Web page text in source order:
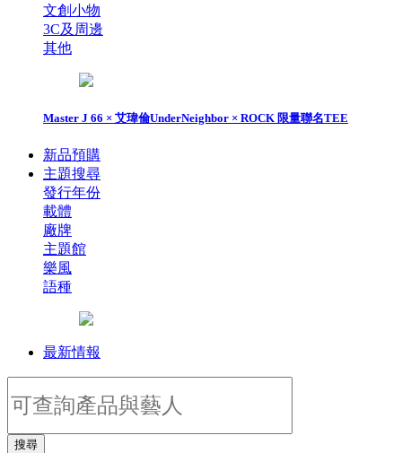
文創小物
3C及周邊
其他
Master J 66 × 艾瑋倫UnderNeighbor × ROCK 限量聯名TEE
新品預購
主題搜尋
發行年份
載體
廠牌
主題館
樂風
語種
最新情報
搜尋